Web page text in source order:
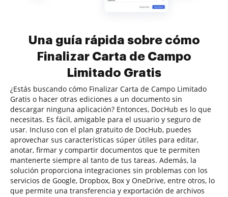
Una guía rápida sobre cómo
Finalizar Carta de Campo
Limitado Gratis
¿Estás buscando cómo Finalizar Carta de Campo Limitado
Gratis o hacer otras ediciones a un documento sin
descargar ninguna aplicación? Entonces, DocHub es lo que
necesitas. Es fácil, amigable para el usuario y seguro de
usar. Incluso con el plan gratuito de DocHub, puedes
aprovechar sus características súper útiles para editar,
anotar, firmar y compartir documentos que te permiten
mantenerte siempre al tanto de tus tareas. Además, la
solución proporciona integraciones sin problemas con los
servicios de Google, Dropbox, Box y OneDrive, entre otros, lo
que permite una transferencia y exportación de archivos